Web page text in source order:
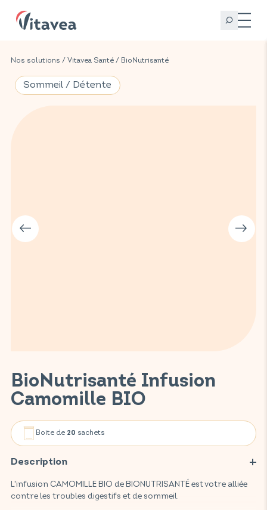
Nos solutions / Vitavea Santé / BioNutrisanté
BioNutrisanté Infusion
Camomille BIO
Boite de 20 sachets
Description
L'infusion CAMOMILLE BIO de BIONUTRISANTÉ est votre alliée
contre les troubles digestifs et de sommeil.
Sommeil / Détente